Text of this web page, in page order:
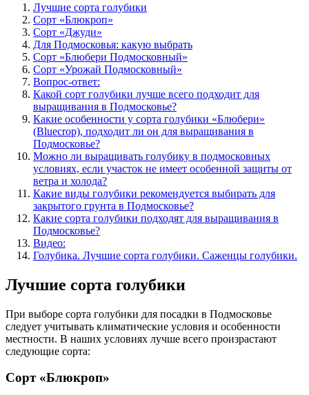
Лучшие сорта голубики
Сорт «Блюкроп»
Сорт «Джуди»
Для Подмосковья: какую выбрать
Сорт «Блюбери Подмосковный»
Сорт «Урожай Подмосковный»
Вопрос-ответ:
Какой сорт голубики лучше всего подходит для
выращивания в Подмосковье?
Какие особенности у сорта голубики «Блюбери»
(Bluecrop), подходит ли он для выращивания в
Подмосковье?
Можно ли выращивать голубику в подмосковных
условиях, если участок не имеет особенной защиты от
ветра и холода?
Какие виды голубики рекомендуется выбирать для
закрытого грунта в Подмосковье?
Какие сорта голубики подходят для выращивания в
Подмосковье?
Видео:
Голубика. Лучшие сорта голубики. Саженцы голубики.
Лучшие сорта голубики
При выборе сорта голубики для посадки в Подмосковье
следует учитывать климатические условия и особенности
местности. В наших условиях лучше всего произрастают
следующие сорта:
Сорт «Блюкроп»